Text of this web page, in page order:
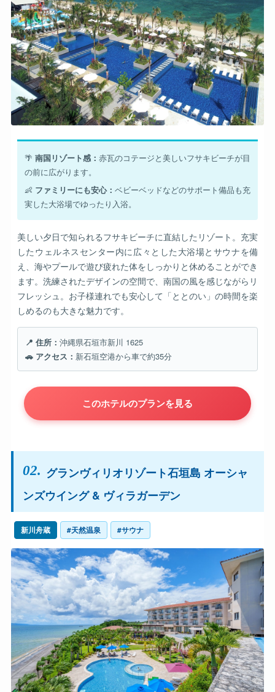
🌴 南国リゾート感： 赤瓦のコテージと美しいフサキビーチが目
の前に広がります。
👶 ファミリーにも安心： ベビーベッドなどのサポート備品も充
実した大浴場でゆったり入浴。
美しい夕日で知られるフサキビーチに直結したリゾート。充実
したウェルネスセンター内に広々とした大浴場とサウナを備
え、海やプールで遊び疲れた体をしっかりと休めることができ
ます。洗練されたデザインの空間で、南国の風を感じながらリ
フレッシュ。お子様連れでも安心して「ととのい」の時間を楽
しめるのも大きな魅力です。
📍 住所： 沖縄県石垣市新川 1625
🚗 アクセス： 新石垣空港から車で約35分
このホテルのプランを見る
02. グランヴィリオリゾート石垣島 オーシャ
ンズウイング & ヴィラガーデン
新川舟蔵 #天然温泉 #サウナ